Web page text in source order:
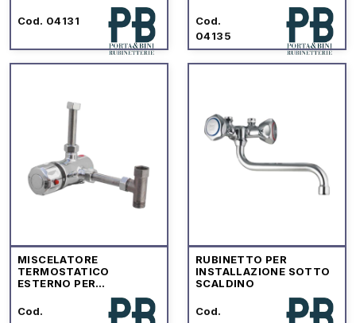
STOVIGLIE
Cod. 04131
Cod.
04135
MISCELATORE
TERMOSTATICO
ESTERNO PER
INSTALLAZIONE SOTTO
BOILER
Cod.
RUBINETTO PER
INSTALLAZIONE SOTTO
SCALDINO
Cod.